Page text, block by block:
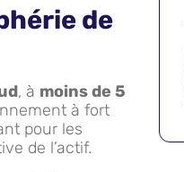
de
, à moins de 5
à fort
pour les
de l’actif.